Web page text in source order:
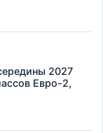
2027
Евро-2,